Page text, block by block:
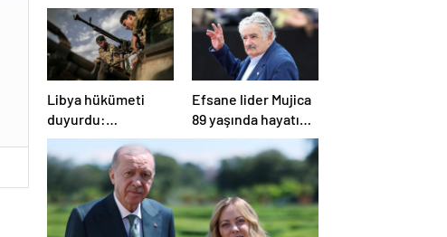
Libya hükümeti
duyurdu:
Trablus’taki olaylar
kontrol altında
Efsane lider Mujica
89 yaşında hayatını
kaybetti